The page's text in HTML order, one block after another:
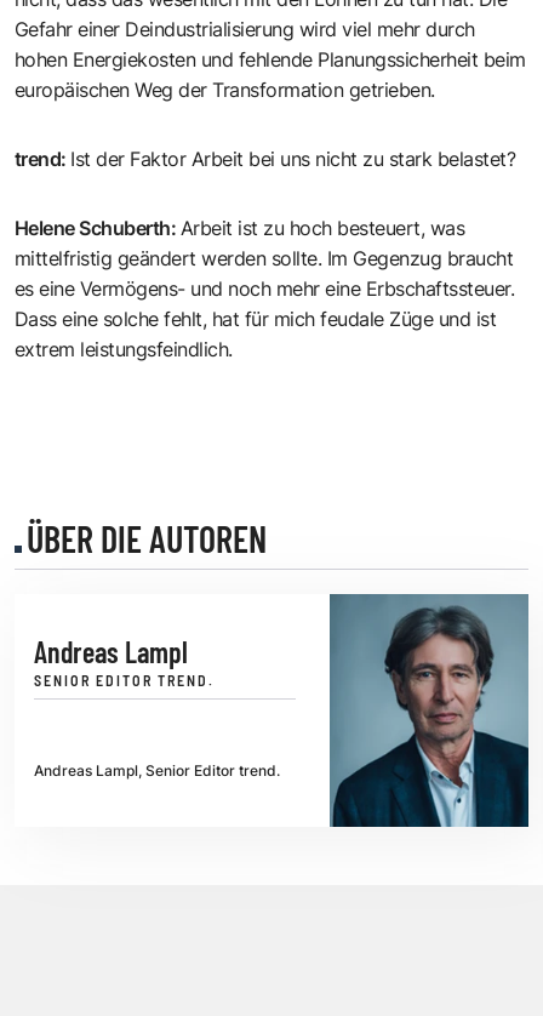
Gefahr einer Deindustrialisierung wird viel mehr durch
hohen Energiekosten und fehlende Planungssicherheit beim
europäischen Weg der Transformation getrieben.
trend: Ist der Faktor Arbeit bei uns nicht zu stark belastet?
Helene Schuberth: Arbeit ist zu hoch besteuert, was
mittelfristig geändert werden sollte. Im Gegenzug braucht
es eine Vermögens- und noch mehr eine Erbschaftssteuer.
Dass eine solche fehlt, hat für mich feudale Züge und ist
extrem leistungsfeindlich.
ÜBER DIE AUTOREN
Andreas Lampl
SENIOR EDITOR TREND.
Andreas Lampl, Senior Editor trend.